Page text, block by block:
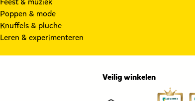
Poppen & mode
Knuffels & pluche
Leren & experimenteren
Veilig winkelen